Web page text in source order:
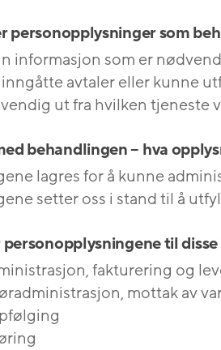
personopplysninger som
informasjon som er
avtaler eller kunne
ut fra hvilken tjeneste
behandlingen – hva
lagres for å kunne
setter oss i stand til å
til
fakturering og
mottak av